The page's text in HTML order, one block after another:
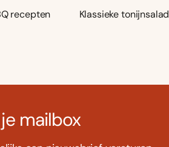
recepten
Klassieke
mailbox